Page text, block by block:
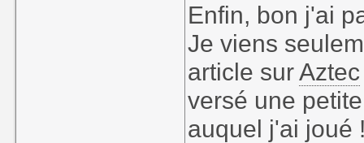
Enfin, bon j'ai
Je viens
article surAztec
versé une
auquel j'ai joué